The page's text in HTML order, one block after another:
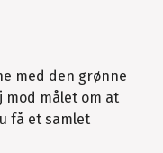
med den grønne
mod målet om at
få et samlet